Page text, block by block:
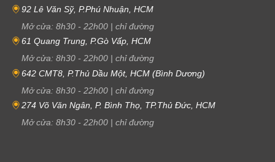
92 Lê Văn Sỹ, P.Phú Nhuận, HCM
Mở cửa: 8h30 - 22h00 | chỉ đường
61 Quang Trung, P.Gò Vấp, HCM
Mở cửa: 8h30 - 22h00 | chỉ đường
642 CMT8, P.Thủ Dầu Một, HCM (Bình Dương)
Mở cửa: 8h30 - 22h00 | chỉ đường
274 Võ Văn Ngân, P. Bình Thọ, TP.Thủ Đức, HCM
Mở cửa: 8h30 - 22h00 | chỉ đường